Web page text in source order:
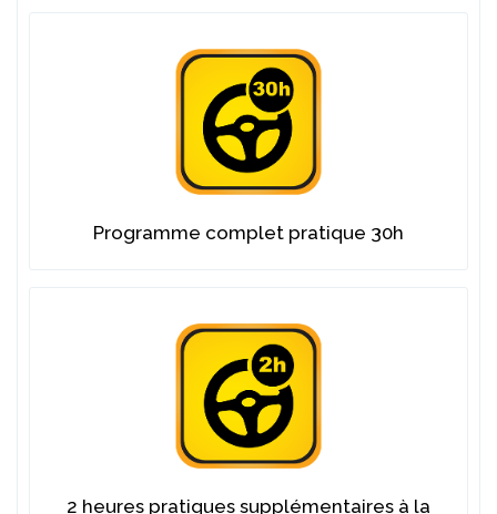
Programme complet pratique 30h
2 heures pratiques supplémentaires à la